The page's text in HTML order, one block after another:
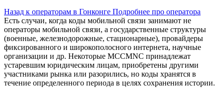
Назад к операторам в Гонконге Подробнее про оператора
Есть случаи, когда коды мобильной связи занимают не
операторы мобильной связи, а государственные структуры
(военные, железнодорожные, стационарные), провайдеры
фиксированного и широкополосного интернета, научные
организации и др. Некоторые MCCMNC принадлежат
устаревшим юридическим лицам, приобретены другими
участниками рынка или разорились, но коды хранятся в
течение определенного периода в целях сохранения истории.